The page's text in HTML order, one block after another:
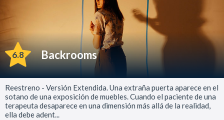
6.8 Backrooms
Reestreno - Versión Extendida. Una extraña puerta aparece en el
sotano de una exposición de muebles. Cuando el paciente de una
terapeuta desaparece en una dimensión más allá de la realidad,
ella debe adent...